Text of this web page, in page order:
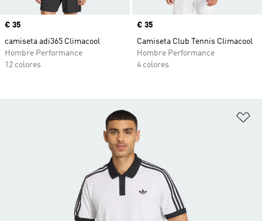
Precio
€ 35
camiseta adi365 Climacool
Hombre Performance
12 colores
Precio
€ 35
Camiseta Club Tennis Climacool
Hombre Performance
4 colores